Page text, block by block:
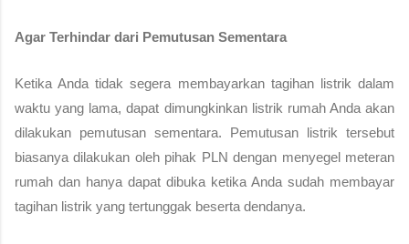
Agar Terhindar dari Pemutusan Sementara
Ketika Anda tidak segera membayarkan tagihan listrik dalam
waktu yang lama, dapat dimungkinkan listrik rumah Anda akan
dilakukan pemutusan sementara. Pemutusan listrik tersebut
biasanya dilakukan oleh pihak PLN dengan menyegel meteran
rumah dan hanya dapat dibuka ketika Anda sudah membayar
tagihan listrik yang tertunggak beserta dendanya.